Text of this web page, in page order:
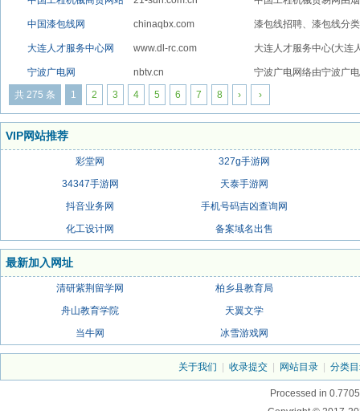
中国漆包线网 chinaqbx.com
漆包线招聘、漆包线分
大连人才服务中心网 www.dl-rc.com 大连人才服务中心(大连
宁波广电网 nbtv.cn
宁波广电网络由宁波广
共 275 条
1 2 3 4 5 6 7 8 › ›
VIP网站推荐
彩堂网
327g手游网
34347手游网
天泰手游网
抖音业务网
手机号码吉凶查询网
化工设计网
备案域名出售
最新加入网址
清研紫荆留学网
柏乡县教育局
舟山教育学院
天翼文学
当牛网
冰雪游戏网
关于我们 收录提交 网站目录 分类
Processed in